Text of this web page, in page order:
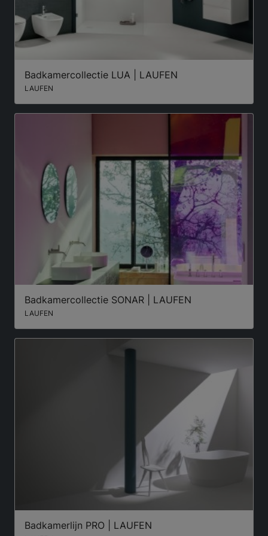
Badkamercollectie LUA | LAUFEN
LAUFEN
Badkamercollectie SONAR | LAUFEN
LAUFEN
Badkamerlijn PRO | LAUFEN